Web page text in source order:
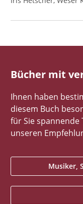
Bücher mit
Ihnen haben
diesem Buch
für Sie spannende
unseren
Musiker,